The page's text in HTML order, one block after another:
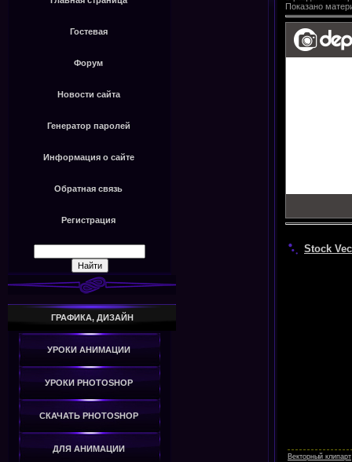
Гостевая
Форум
Новости сайта
Генератор паролей
Информация о сайте
Обратная связь
Регистрация
ГРАФИКА, ДИЗАЙН
УРОКИ АНИМАЦИИ
УРОКИ PHOTOSHOP
СКАЧАТЬ PHOTOSHOP
ДЛЯ АНИМАЦИИ
Показано
Stock
Векторный клипарт